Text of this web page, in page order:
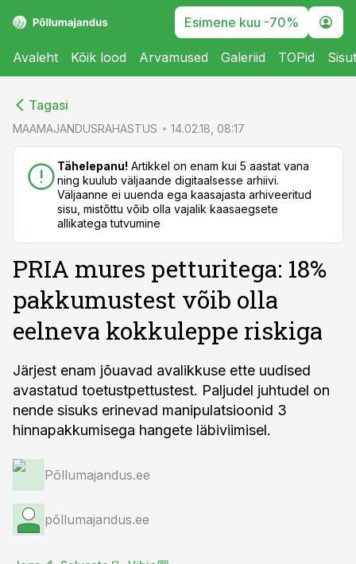
Esimene kuu -70%
Avaleht Kõik lood Arvamused Galeriid TOPid
Tagasi
MAAMAJANDUSRAHASTUS 14.02.18, 08:17
Tähelepanu! Artikkel on enam kui 5 aastat vana
ning kuulub väljaande digitaalsesse arhiivi.
Väljaanne ei uuenda ega kaasajasta arhiveeritud
sisu, mistõttu võib olla vajalik kaasaegsete
allikatega tutvumine
PRIA mures petturitega: 18%
pakkumustest võib olla
eelneva kokkuleppe riskiga
Järjest enam jõuavad avalikkuse ette uudised
avastatud toetustpettustest. Paljudel juhtudel on
nende sisuks erinevad manipulatsioonid 3
hinnapakkumisega hangete läbiviimisel.
Põllumajandus.ee
põllumajandus.ee